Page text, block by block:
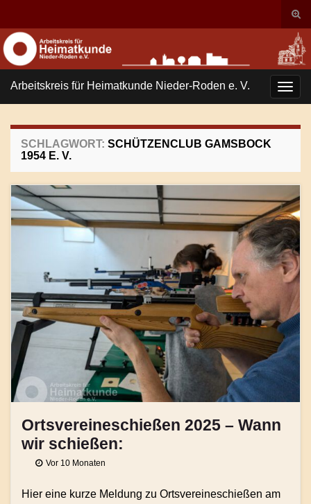
Search for:
Arbeitskreis für Heimatkunde Nieder-Roden e. V.
SCHLAGWORT: SCHÜTZENCLUB GAMSBOCK
1954 E. V.
Ortsvereineschießen 2025 – Wann
wir schießen:
Vor 10 Monaten
Hier eine kurze Meldung zu Ortsvereineschießen am